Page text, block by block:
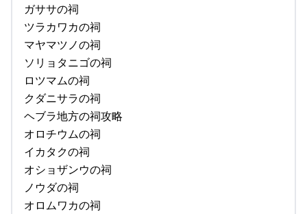
ガササの祠
ツラカワカの祠
マヤマツノの祠
ソリョタニゴの祠
ロツマムの祠
クダニサラの祠
ヘブラ地方の祠攻略
オロチウムの祠
イカタクの祠
オショザンウの祠
ノウダの祠
オロムワカの祠